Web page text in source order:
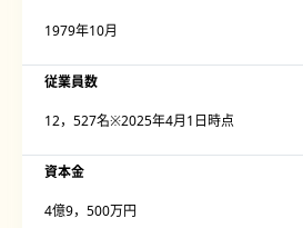
1979年10月
従業員数
12，527名※2025年4月1日時点
資本金
4億9，500万円